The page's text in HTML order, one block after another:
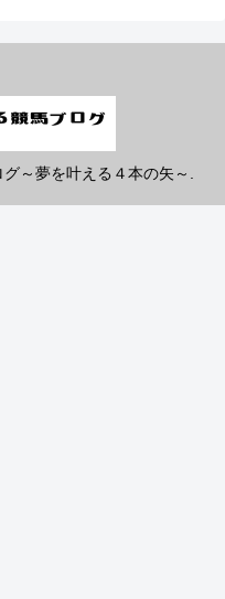
～夢を叶える４本の矢～.